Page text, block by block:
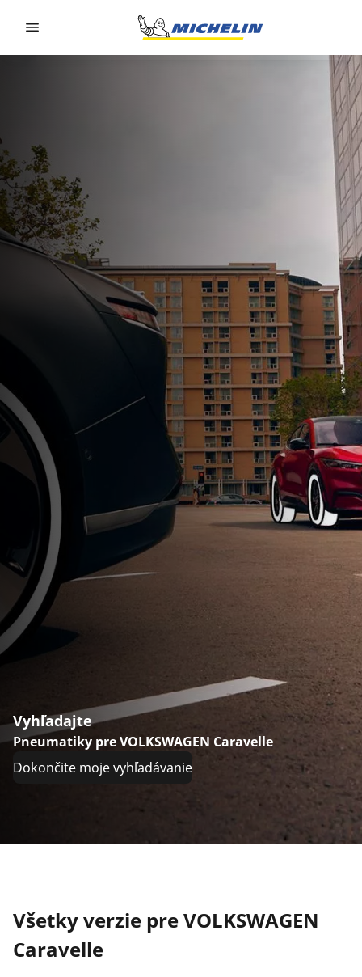
Vyhľadajte
Pneumatiky pre VOLKSWAGEN Caravelle
Dokončite moje vyhľadávanie
Všetky verzie pre VOLKSWAGEN
Caravelle